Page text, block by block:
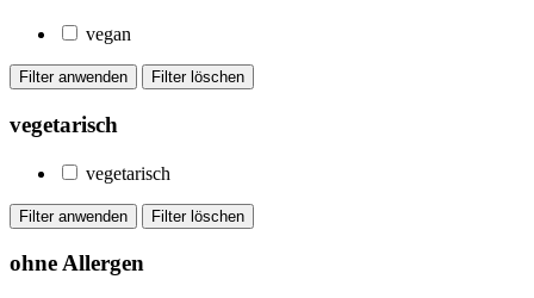
vegan
vegetarisch
vegetarisch
ohne Allergen